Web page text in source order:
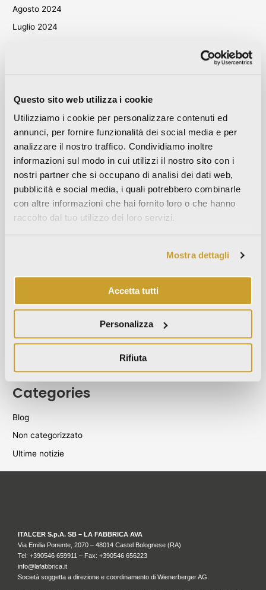
Questo sito web utilizza i cookie
Utilizziamo i cookie per personalizzare contenuti ed
annunci, per fornire funzionalità dei social media e per
analizzare il nostro traffico. Condividiamo inoltre
informazioni sul modo in cui utilizzi il nostro sito con i
nostri partner che si occupano di analisi dei dati web,
pubblicità e social media, i quali potrebbero combinarle
con altre informazioni che hai fornito loro o che hanno
raccolto dal tuo utilizzo dei loro servizi.
Mostra dettagli
Accetta tutti
Personalizza
Rifiuta
Agosto 2024
Luglio 2024
Marzo 2024
Ottobre 2023
Settembre 2023
Maggio 2023
Aprile 2023
Settembre 2022
Marzo 2022
Dicembre 2020
Giugno 2020
Categories
Blog
Non categorizzato
Ultime notizie
ITALCER S.p.A. SB – LA FABBRICA AVA
Via Emilia Ponente, 2070 – 48014 Castel Bolognese (RA)
Tel: +390546 659911 – Fax: +390546 656223
info@lafabbrica.it
Società soggetta a direzione e coordinamento di Wienerberger AG.